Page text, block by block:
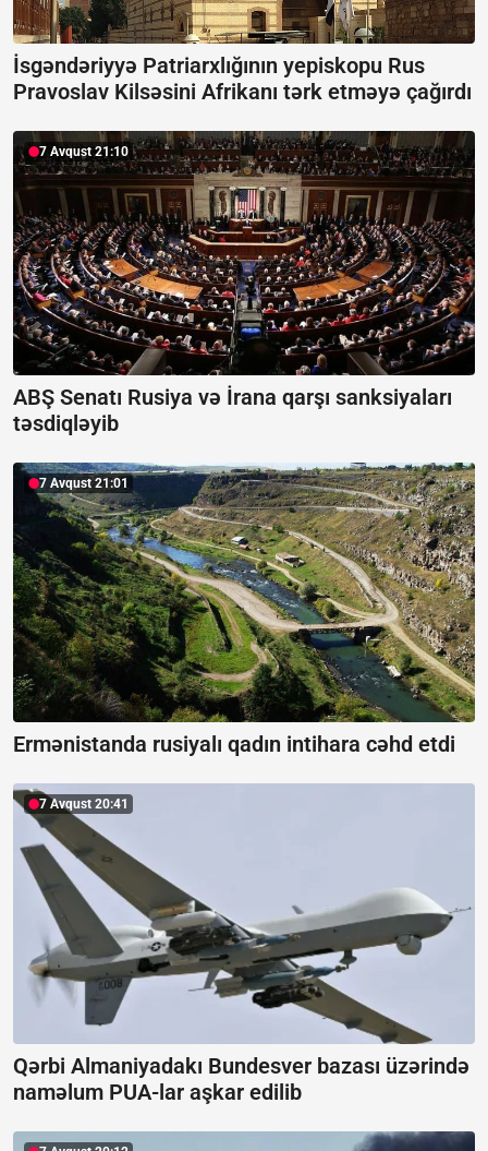
İsgəndəriyyə Patriarxlığının yepiskopu Rus
Pravoslav Kilsəsini Afrikanı tərk etməyə çağırdı
7 Avqust 21:10
ABŞ Senatı Rusiya və İrana qarşı sanksiyaları
təsdiqləyib
7 Avqust 21:01
Ermənistanda rusiyalı qadın intihara cəhd etdi
7 Avqust 20:41
Qərbi Almaniyadakı Bundesver bazası üzərində
naməlum PUA-lar aşkar edilib